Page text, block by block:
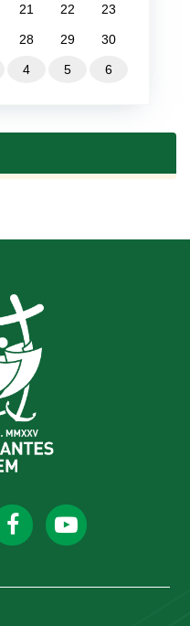
21 22 23
28 29 30
4 5 6